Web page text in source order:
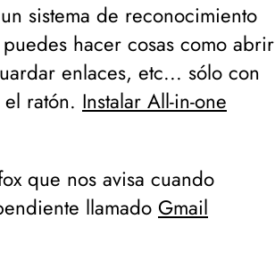
sistema de reconocimiento
hacer cosas como abrir
enlaces, etc... sólo con
ratón. Instalar All-in-one
que nos avisa cuando
llamado Gmail